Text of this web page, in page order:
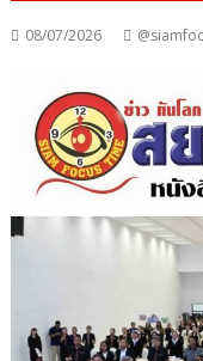
08/07/2026